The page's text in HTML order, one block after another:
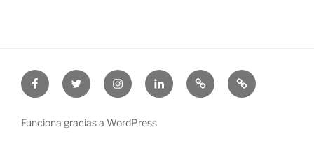
FacebookTwitter InstagramLinkedinThreadsBluesky
Funciona gracias a WordPress